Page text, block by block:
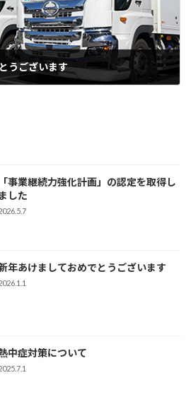
うございます
「事業継続力強化計画」の認定を取得し
ました
年あけましておめでとうございます
中症対策について